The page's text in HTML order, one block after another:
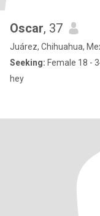
Oscar, 37
Juárez, Chihuahua,
Seeking: Female 18 -
hey